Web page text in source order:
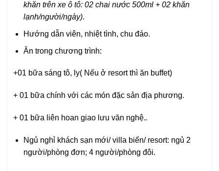
khăn trên xe ô tô: 02 chai nước 500ml + 02 khăn
lạnh/người/ngày).
Hướng dẫn viên, nhiệt tình, chu đáo.
Ăn trong chương trình:
+01 bữa sáng tô, ly( Nếu ở resort thì ăn buffet)
+ 01 bữa chính với các món đặc sản địa phương.
+ 01 bữa liên hoan giao lưu văn nghệ..
Ngủ nghỉ khách sạn mới/ villa biển/ resort: ngủ 2
người/phòng đơn; 4 người/phòng đôi.